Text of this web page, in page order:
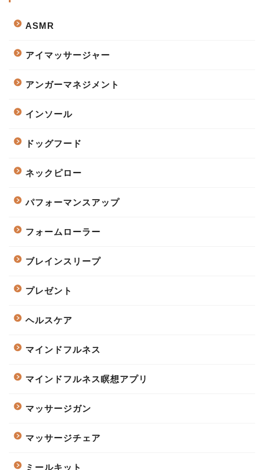
ASMR
アイマッサージャー
アンガーマネジメント
インソール
ドッグフード
ネックピロー
パフォーマンスアップ
フォームローラー
ブレインスリープ
プレゼント
ヘルスケア
マインドフルネス
マインドフルネス瞑想アプリ
マッサージガン
マッサージチェア
ミールキット